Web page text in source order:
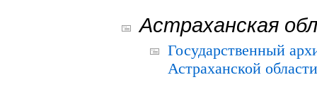
Астраханская
Государственный
Астраханской